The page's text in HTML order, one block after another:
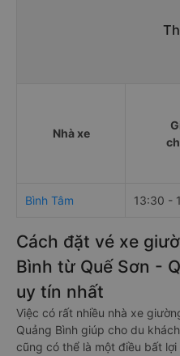
Nhà xe
Bình Tâm 13:30 -
Cách đặt vé xe
Bình từ Quế Sơn -
uy tín nhất
Việc có rất nhiều nhà xe
Quảng Bình giúp cho du
cũng có thể là một điều bất